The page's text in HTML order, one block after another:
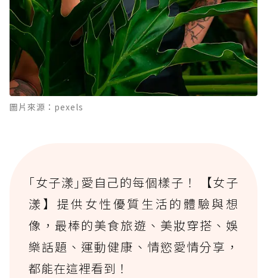
圖片來源：pexels
｢女子漾｣愛自己的每個樣子！ 【女子
漾】提供女性優質生活的體驗與想
像，最棒的美食旅遊、美妝穿搭、娛
樂話題、運動健康、情慾愛情分享，
都能在這裡看到！